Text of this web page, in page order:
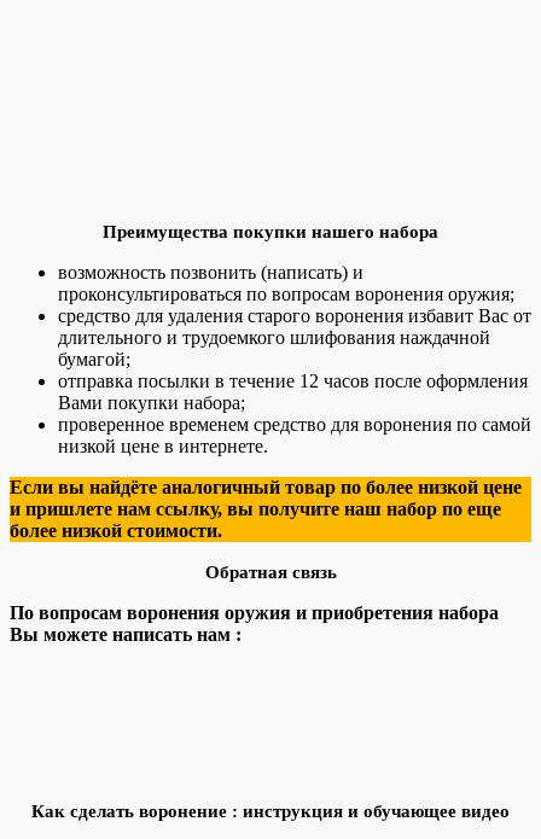
Преимущества покупки нашего набора
возможность позвонить (написать) и
проконсультироваться по вопросам воронения оружия;
средство для удаления старого воронения избавит Вас от
длительного и трудоемкого шлифования наждачной
бумагой;
отправка посылки в течение 12 часов после оформления
Вами покупки набора;
проверенное временем средство для воронения по самой
низкой цене в интернете.
Если вы найдёте аналогичный товар по более низкой цене
и пришлете нам ссылку, вы получите наш набор по еще
более низкой стоимости.
Обратная связь
По вопросам воронения оружия и приобретения набора
Вы можете написать нам :
Как сделать воронение : инструкция и обучающее видео